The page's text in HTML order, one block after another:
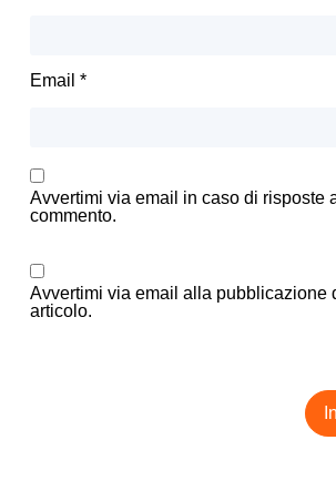
Email *
Avvertimi via email in caso di risposte
commento.
Avvertimi via email alla pubblicazione
articolo.